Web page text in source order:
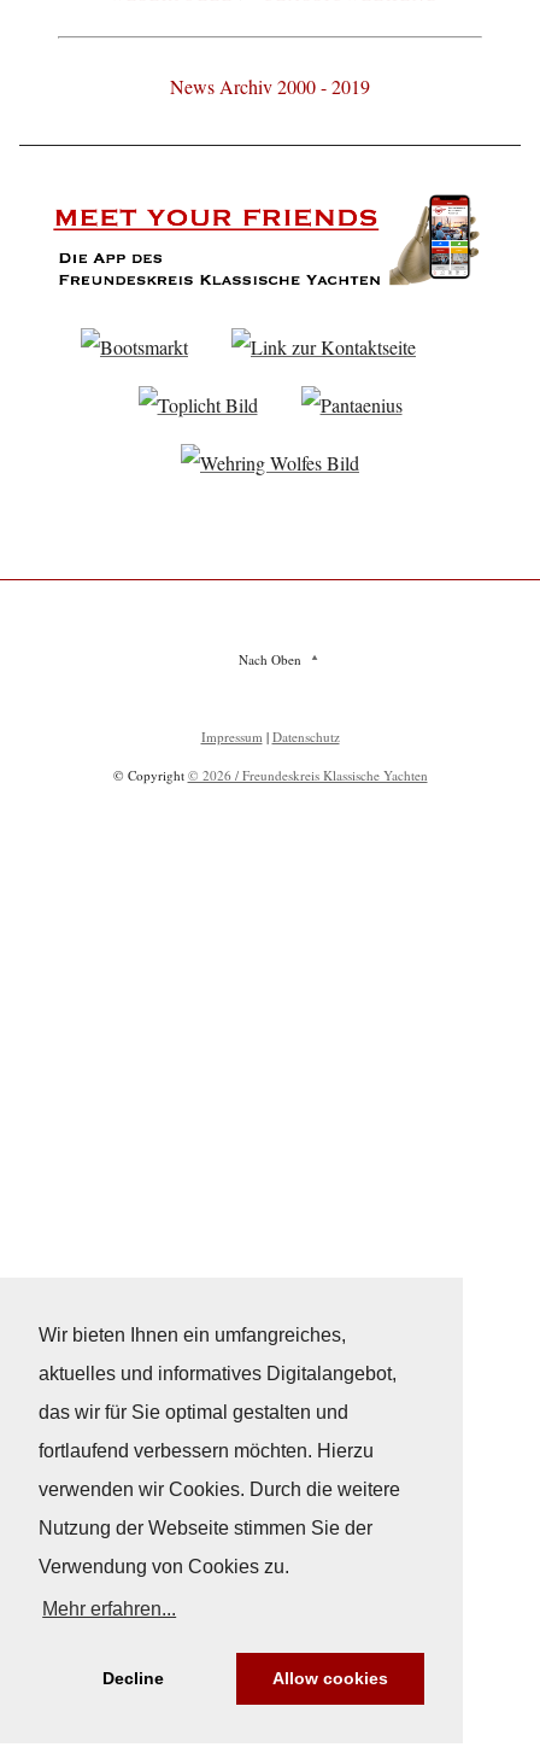
Wir bieten Ihnen ein umfangreiches,
aktuelles und informatives Digitalangebot,
das wir für Sie optimal gestalten und
fortlaufend verbessern möchten. Hierzu
verwenden wir Cookies. Durch die weitere
Nutzung der Webseite stimmen Sie der
Verwendung von Cookies zu.
Mehr erfahren...
Decline Allow cookies
News Archiv 2000 - 2019
Nach Oben
Impressum | Datenschutz
© Copyright © 2026 / Freundeskreis Klassische Yachten